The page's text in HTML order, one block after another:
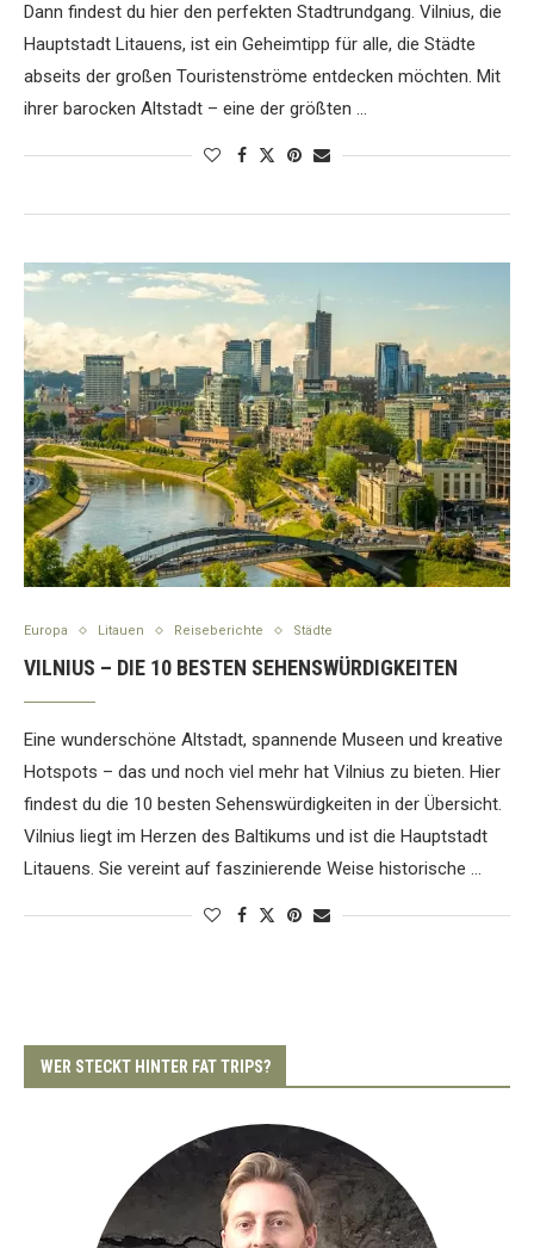
Dann findest du hier den perfekten Stadtrundgang. Vilnius, die
Hauptstadt Litauens, ist ein Geheimtipp für alle, die Städte
abseits der großen Touristenströme entdecken möchten. Mit
ihrer barocken Altstadt – eine der größten …
Europa Litauen Reiseberichte Städte
VILNIUS – DIE 10 BESTEN SEHENSWÜRDIGKEITEN
Eine wunderschöne Altstadt, spannende Museen und kreative
Hotspots – das und noch viel mehr hat Vilnius zu bieten. Hier
findest du die 10 besten Sehenswürdigkeiten in der Übersicht.
Vilnius liegt im Herzen des Baltikums und ist die Hauptstadt
Litauens. Sie vereint auf faszinierende Weise historische …
WER STECKT HINTER FAT TRIPS?